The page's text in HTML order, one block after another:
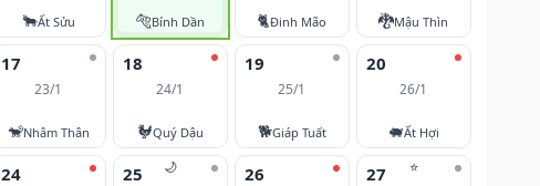
🐂Ất Sửu 🐅Bính Dần 🐈Đinh Mão 🐉Mậu Thìn
17
23/1
🐒Nhâm Thân
18
24/1
🐓Quý Dậu
19
25/1
🐕Giáp Tuất
20
26/1
🐖Ất Hợi
24 🌙
25 26 ⭐
27